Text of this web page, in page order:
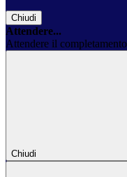
Chiudi
Attendere...
Attendere il
Chiudi